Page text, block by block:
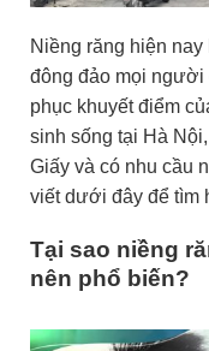
Niềng răng hiện
đông đảo mọi người
phục khuyết điểm
sinh sống tại Hà
Giấy và có nhu cầu
viết dưới đây để tìm
Tại sao niềng
nên phổ biến?